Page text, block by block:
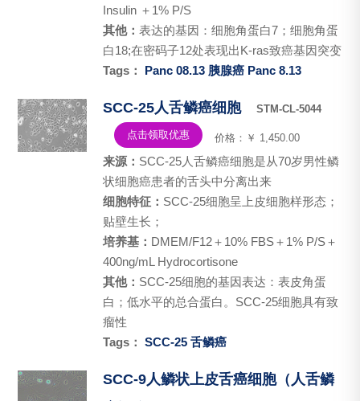
Insulin ＋1% P/S
其他： 表达的基因：细胞角蛋白7；细胞角蛋
白18;在密码子12处表现出K-ras致癌基因突变
Tags：
Panc 08.13 胰腺癌 Panc 8.13
SCC-25人舌鳞癌细胞 STM-CL-5044
价格：￥ 1,450.00
点击领取优惠
来源： SCC-25人舌鳞癌细胞是从70岁男性鳞
状细胞癌患者的舌头中分离出来
细胞特征： SCC-25细胞呈上皮细胞样形态；
贴壁生长；
培养基： DMEM/F12＋10% FBS＋1% P/S＋
400ng/mL Hydrocortisone
其他： SCC-25细胞的基因表达：表皮角蛋
白；低水平的总合蛋白。SCC-25细胞具有致
瘤性
Tags： SCC-25 舌鳞癌
SCC-9人鳞状上皮舌癌细胞（人舌鳞